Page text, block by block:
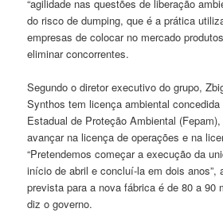
“agilidade nas questões de liberação
do risco de dumping, que é a prática
empresas de colocar no mercado
eliminar concorrentes.
Segundo o diretor executivo do grupo,
Synthos tem licença ambiental
Estadual de Proteção Ambiental
avançar na licença de operações e na
“Pretendemos começar a execução da
início de abril e concluí-la em dois anos”,
prevista para a nova fábrica é de 80 a 90
diz o governo.